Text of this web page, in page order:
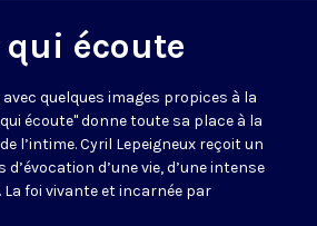
qui écoute
quelques images propices à la
écoute" donne toute sa place à la
l’intime. Cyril Lepeigneux reçoit un
d’une vie, d’une intense
foi vivante et incarnée par